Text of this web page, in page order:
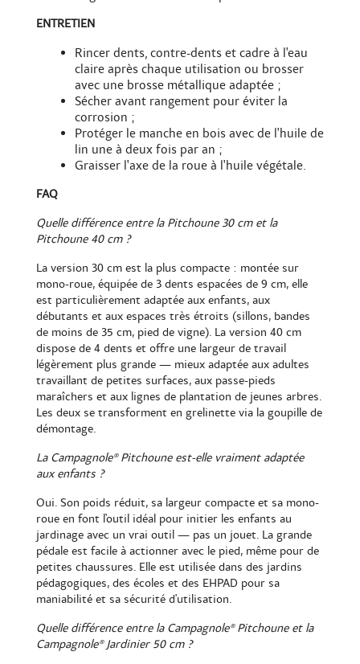
ENTRETIEN
Rincer dents, contre-dents et cadre à l'eau
claire après chaque utilisation ou brosser
avec une brosse métallique adaptée ;
Sécher avant rangement pour éviter la
corrosion ;
Protéger le manche en bois avec de l'huile de
lin une à deux fois par an ;
Graisser l'axe de la roue à l'huile végétale.
FAQ
Quelle différence entre la Pitchoune 30 cm et la
Pitchoune 40 cm ?
La version 30 cm est la plus compacte : montée sur
mono-roue, équipée de 3 dents espacées de 9 cm, elle
est particulièrement adaptée aux enfants, aux
débutants et aux espaces très étroits (sillons, bandes
de moins de 35 cm, pied de vigne). La version 40 cm
dispose de 4 dents et offre une largeur de travail
légèrement plus grande — mieux adaptée aux adultes
travaillant de petites surfaces, aux passe-pieds
maraîchers et aux lignes de plantation de jeunes arbres.
Les deux se transforment en grelinette via la goupille de
démontage.
La Campagnole® Pitchoune est-elle vraiment adaptée
aux enfants ?
Oui. Son poids réduit, sa largeur compacte et sa mono-
roue en font l'outil idéal pour initier les enfants au
jardinage avec un vrai outil — pas un jouet. La grande
pédale est facile à actionner avec le pied, même pour de
petites chaussures. Elle est utilisée dans des jardins
pédagogiques, des écoles et des EHPAD pour sa
maniabilité et sa sécurité d'utilisation.
Quelle différence entre la Campagnole® Pitchoune et la
Campagnole® Jardinier 50 cm ?